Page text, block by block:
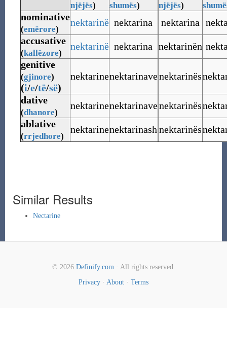
njëjës)
shumës)
njëjës)
nominative
(emërore)
nektarinë nektarina nektarina
accusative
(kallëzore)
nektarinë nektarina nektarinën
genitive
(gjinore)
(i/e/të/së)
nektarinenektarinavenektarinës
dative
(dhanore)
nektarinenektarinavenektarinës
ablative
(rrjedhore)
nektarinenektarinash nektarinës
Similar Results
Nectarine
© 2026 Definify.com· All rights reserved.
Privacy · About · Terms